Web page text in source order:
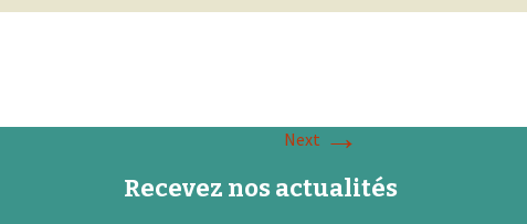
Next →
Recevez nos actualités